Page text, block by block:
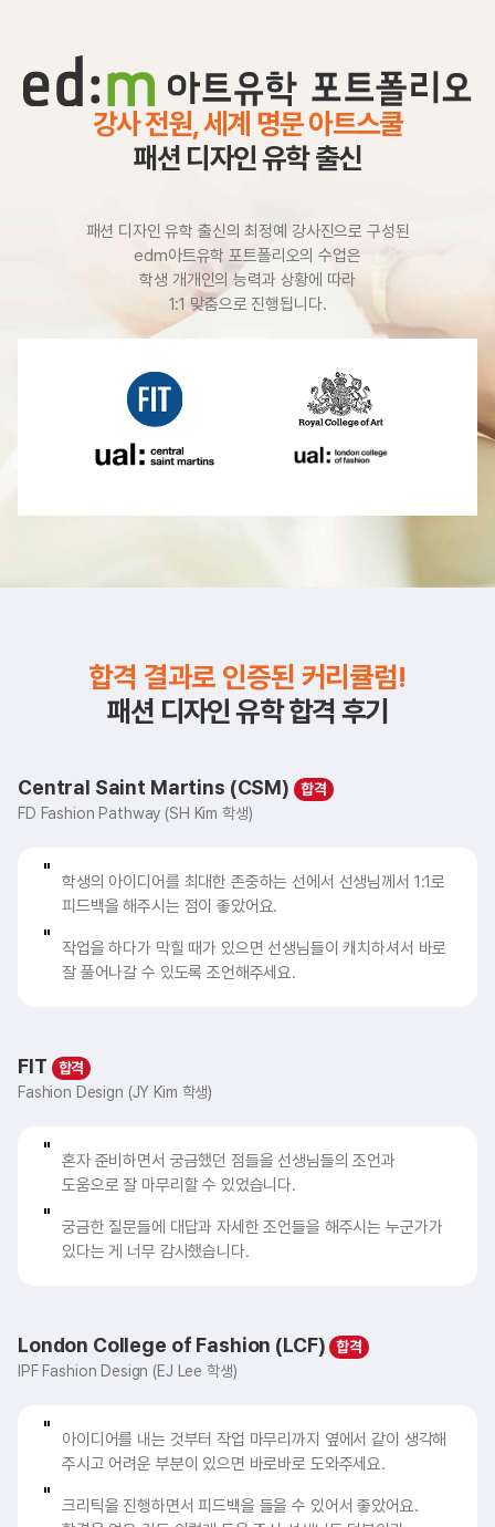
강사 전원, 세계 명문 아트스쿨
패션 디자인 유학 출신
패션 디자인 유학 출신의 최정예 강사진으로 구성된
edm아트유학 포트폴리오의 수업은
학생 개개인의 능력과 상황에 따라
1:1 맞춤으로 진행됩니다.
합격 결과로 인증된 커리큘럼!
패션 디자인 유학 합격 후기
Central Saint Martins (CSM)
FD Fashion Pathway (SH Kim 학생)
학생의 아이디어를 최대한 존중하는 선에서 선생님께서 1:1로
피드백을 해주시는 점이 좋았어요.
작업을 하다가 막힐 때가 있으면 선생님들이 캐치하셔서 바로
잘 풀어나갈 수 있도록 조언해주세요.
FIT
Fashion Design (JY Kim 학생)
혼자 준비하면서 궁금했던 점들을 선생님들의 조언과
도움으로 잘 마무리할 수 있었습니다.
궁금한 질문들에 대답과 자세한 조언들을 해주시는 누군가가
있다는 게 너무 감사했습니다.
London College of Fashion (LCF)
IPF Fashion Design (EJ Lee 학생)
아이디어를 내는 것부터 작업 마무리까지 옆에서 같이 생각해
주시고 어려운 부분이 있으면 바로바로 도와주세요.
크리틱을 진행하면서 피드백을 들을 수 있어서 좋았어요.